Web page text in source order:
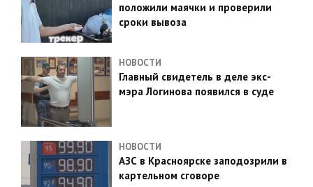
положили маячки и проверили
сроки вывоза
НОВОСТИ
Главный свидетель в деле экс-
мэра Логинова появился в суде
НОВОСТИ
АЗС в Красноярске заподозрили в
картельном сговоре